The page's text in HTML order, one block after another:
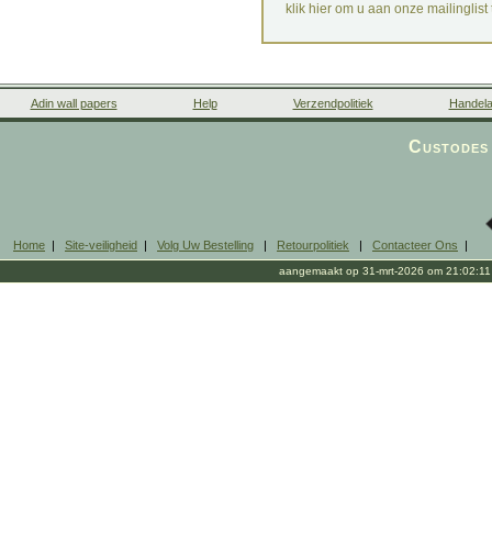
klik hier om u aan onze mailinglist
Adin wall papers Help Verzendpolitiek
Home | Site-veiligheid | Volg Uw Bestelling | Retourpolitiek | Contacteer Ons |
aangemaakt op 31-mrt-2026 om